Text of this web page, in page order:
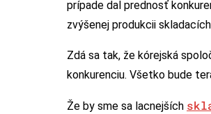
prípade dal prednosť
zvýšenej produkcii
Zdá sa tak, že kórejská
konkurenciu. Všetko bude
Že by sme sa lacnejších